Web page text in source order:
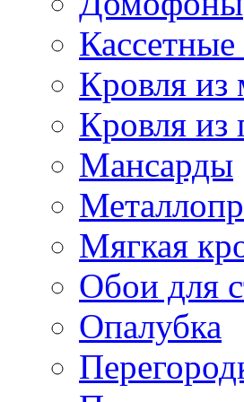
Кровля из
Кровля из
Мансарды
Мягкая
Обои для
Опалубка